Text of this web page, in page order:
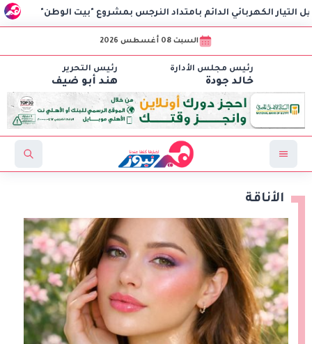
جامعة الدائم بامتداد النرجس بمشروع "بيت الوطن"
السبت 08 أغسطس 2026
رئيس مجلس الأدارة
خالد جودة
رئيس التحرير
هند أبو ضيف
الأناقة